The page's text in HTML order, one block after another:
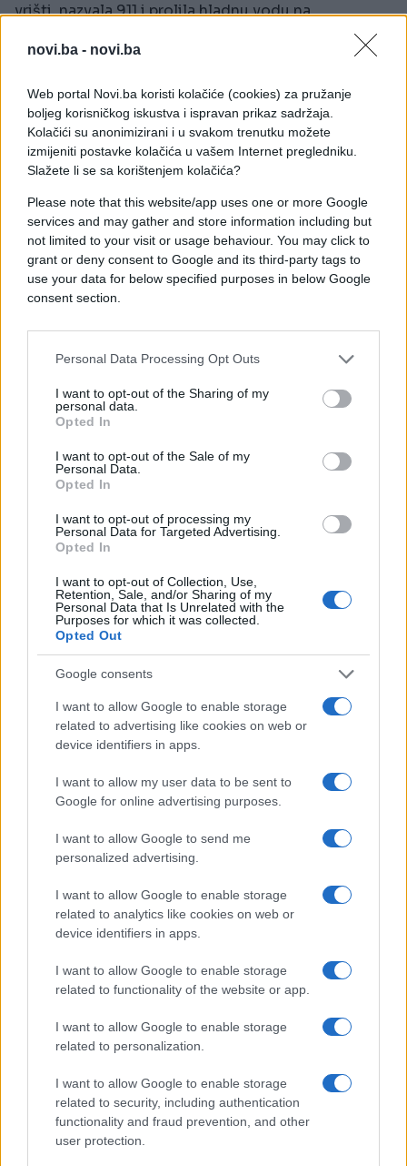
novi.ba - novi.ba
Web portal Novi.ba koristi kolačiće (cookies) za pružanje
boljeg korisničkog iskustva i ispravan prikaz sadržaja.
Kolačići su anonimizirani i u svakom trenutku možete
izmijeniti postavke kolačića u vašem Internet pregledniku.
Slažete li se sa korištenjem kolačića?
Please note that this website/app uses one or more Google
services and may gather and store information including but
not limited to your visit or usage behaviour. You may click to
grant or deny consent to Google and its third-party tags to
use your data for below specified purposes in below Google
consent section.
Personal Data Processing Opt Outs
I want to opt-out of the Sharing of my
personal data.
Opted In
I want to opt-out of the Sale of my
Personal Data.
Opted In
I want to opt-out of processing my
Personal Data for Targeted Advertising.
Opted In
I want to opt-out of Collection, Use,
Retention, Sale, and/or Sharing of my
Personal Data that Is Unrelated with the
Purposes for which it was collected.
Opted Out
Google consents
I want to allow Google to enable storage
related to advertising like cookies on web or
device identifiers in apps.
I want to allow my user data to be sent to
Google for online advertising purposes.
I want to allow Google to send me
personalized advertising.
I want to allow Google to enable storage
related to analytics like cookies on web or
device identifiers in apps.
I want to allow Google to enable storage
related to functionality of the website or app.
I want to allow Google to enable storage
related to personalization.
I want to allow Google to enable storage
related to security, including authentication
functionality and fraud prevention, and other
user protection.
vrišti, nazvala 911 i prolila hladnu vodu na
Jamoneishino lice. Kaže i da je djevojčica napala
obje njene kćeri u znak osvete.
Ono što je moja kći napravila je pogrešno, ali njoj
je 12 godina. Svi nekad griješimo, rekla je Panton.
Još je gore u ovom izazovu prošla osmogodišnja
Ki’ari Pope koja je preminula četiri mjeseca nakon
što je, na izazov rođaka, popila kipuću vodu na
slamku, javili su američki mediji. Djevojčici su usta i
grlo bili teško opečeni, a imala je i probleme s
disanjem.
#opekline #izazov vruće vode